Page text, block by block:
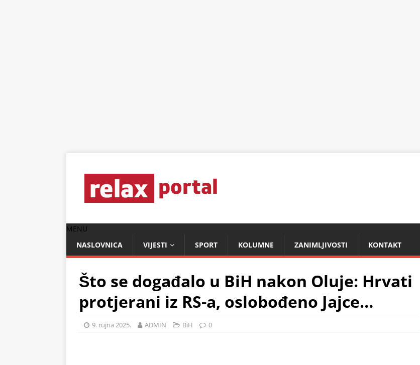
MENU
NASLOVNICA
VIJESTI SPORT KOLUMNE ZANIMLJIVOSTI KONTAKT
Što se događalo u BiH nakon Oluje: Hrvati
protjerani iz RS-a, oslobođeno Jajce…
9. rujna 2025. ADMIN BiH 0